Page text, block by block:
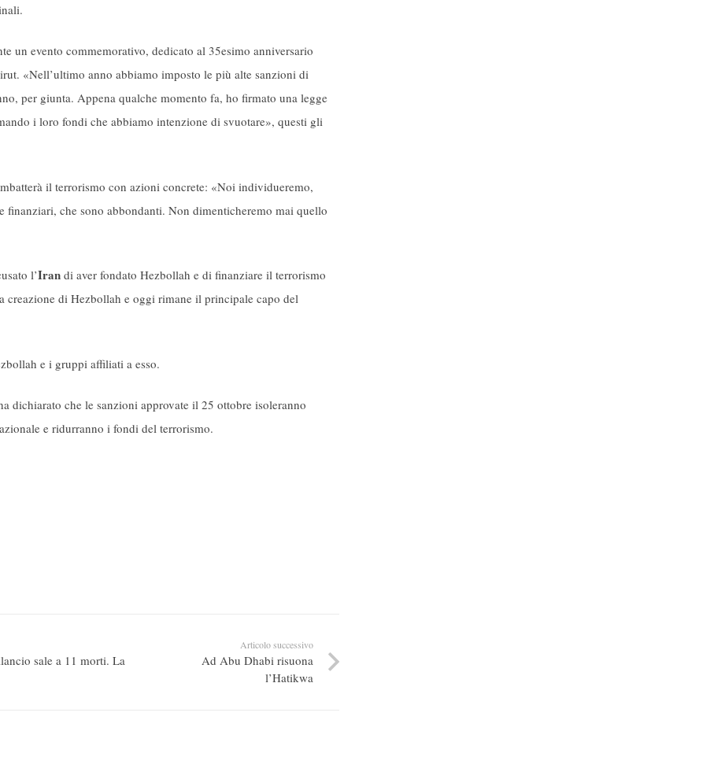
un evento commemorativo, dedicato al 35esimo anniversario
«Nell’ultimo anno abbiamo imposto le più alte sanzioni di
per giunta. Appena qualche momento fa, ho firmato una legge
i loro fondi che abbiamo intenzione di svuotare», questi gli
il terrorismo con azioni concrete: «Noi individueremo,
che sono abbondanti. Non dimenticheremo mai quello
l’Iran di aver fondato Hezbollah e di finanziare il terrorismo
creazione di Hezbollah e oggi rimane il principale capo del
e i gruppi affiliati a esso.
dichiarato che le sanzioni approvate il 25 ottobre isoleranno
e ridurranno i fondi del terrorismo.
sale a 11 morti. La
Articolo successivo
Ad Abu Dhabi risuona
l’Hatikwa